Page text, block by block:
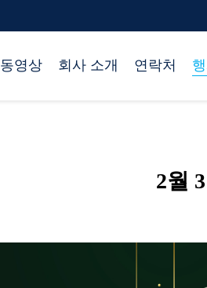
동영상 회사 소개 연락처
2월